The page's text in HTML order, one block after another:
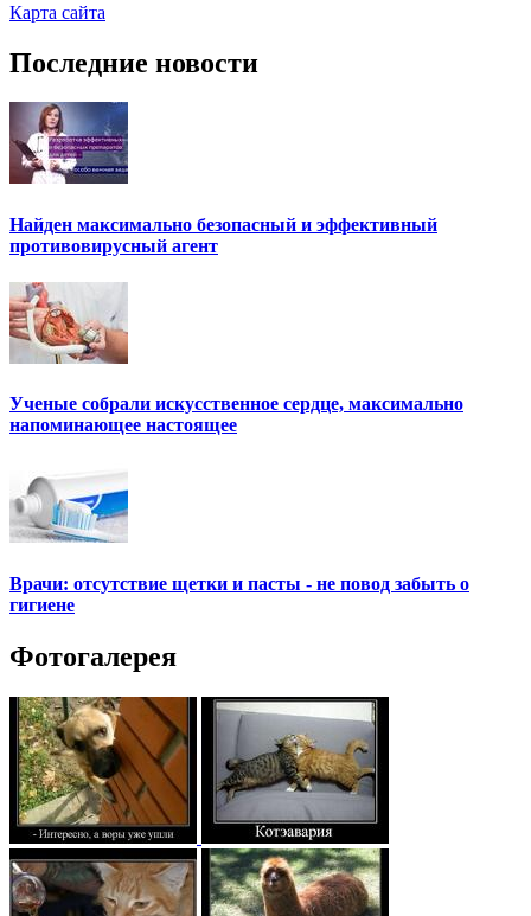
Карта сайта
Последние новости
Найден максимально безопасный и эффективный
противовирусный агент
Ученые собрали искусственное сердце, максимально
напоминающее настоящее
Врачи: отсутствие щетки и пасты - не повод забыть о
гигиене
Фотогалерея